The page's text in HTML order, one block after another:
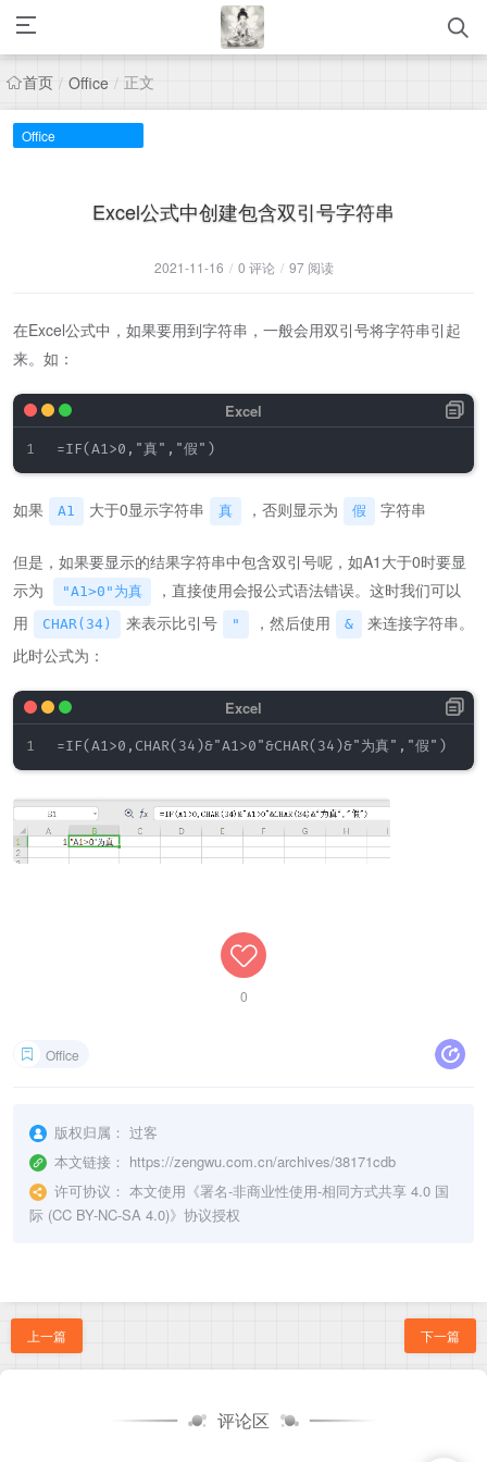
首页 / Office / 正文
Office
Excel公式中创建包含双引号字符串
2021-11-16 / 0 评论 / 97 阅读
在Excel公式中，如果要用到字符串，一般会用双引号将字符串引起
来。如：
如果 A1 大于0显示字符串 真 ，否则显示为 假 字符串
但是，如果要显示的结果字符串中包含双引号呢，如A1大于0时要显
示为
"A1>0"为真
，直接使用会报公式语法错误。这时我们可以
用
CHAR(34) 来表示比引号 " ，然后使用 &
来连接字符串。
此时公式为：
0
Office
版权归属： 过客
本文链接： https://zengwu.com.cn/archives/38171cdb
许可协议： 本文使用《署名-非商业性使用-相同方式共享 4.0 国
际 (CC BY-NC-SA 4.0)》协议授权
上一篇 下一篇
评论区